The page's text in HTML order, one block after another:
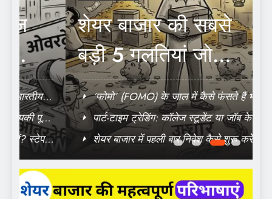
शेयर बाजार की सबसे
बड़ी 5 गलतियां जो
आपकी पूरी जमा-पूंजी खत्म
कर सकती हैं
‘फोमो’ (FOMO) के जाल में कैसे फंसते हैं भारतीय
निवेशक? बचने के 3 तरीके
पार्ट-टाइम ट्रेडिंग: कॉलेज स्टूडेंट या जॉब के साथ
कैसे मैनेज करें?
शेयर बाजार में पहली बार निवेश कैसे शुरू करें? स्टेप-